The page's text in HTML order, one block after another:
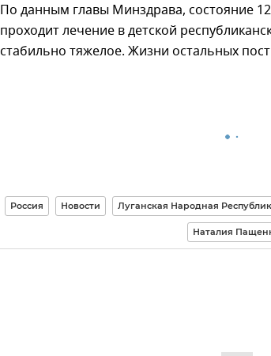
По данным главы Минздрава, состояние
проходит лечение в детской
стабильно тяжелое. Жизни остальных
Россия Новости Луганская Народная
Наталия